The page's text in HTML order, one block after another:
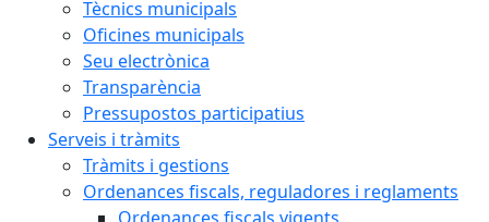
Tècnics municipals
Oficines municipals
Seu electrònica
Transparència
Pressupostos participatius
Serveis i tràmits
Tràmits i gestions
Ordenances fiscals, reguladores i reglaments